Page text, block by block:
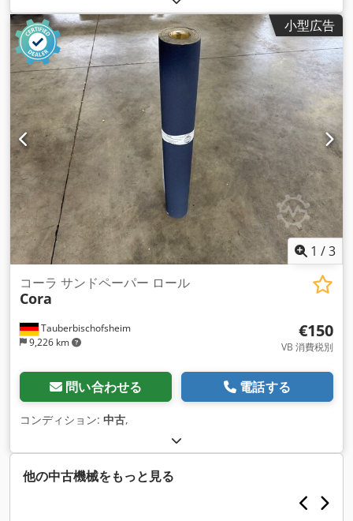
小型広告
1 /3
Tauberbischofsheim
9,226 km
コーラ サンドペーパー ロール
Cora
€150
VB 消費税別
問い合わせる 電話する
コンディション: 中古,
他の中古機械をもっと見る